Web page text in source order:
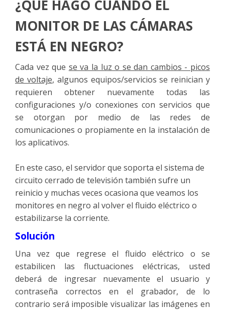
¿QUÉ HAGO CUANDO EL
MONITOR DE LAS CÁMARAS
ESTÁ EN NEGRO?
Cada vez que se va la luz o se dan cambios - picos
de voltaje, algunos equipos/servicios se reinician y
requieren obtener nuevamente todas las
configuraciones y/o conexiones con servicios que
se otorgan por medio de las redes de
comunicaciones o propiamente en la instalación de
los aplicativos.
En este caso, el servidor que soporta el sistema de
circuito cerrado de televisión también sufre un
reinicio y muchas veces ocasiona que veamos los
monitores en negro al volver el fluido eléctrico o
estabilizarse la corriente.
Solución
Una vez que regrese el fluido eléctrico o se
estabilicen las fluctuaciones eléctricas, usted
deberá de ingresar nuevamente el usuario y
contraseña correctos en el grabador, de lo
contrario será imposible visualizar las imágenes en